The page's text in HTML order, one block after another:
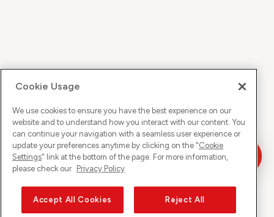
Cookie Usage
We use cookies to ensure you have the best experience on our
website and to understand how you interact with our content. You
can continue your navigation with a seamless user experience or
update your preferences anytime by clicking on the "Cookie
Settings" link at the bottom of the page. For more information,
please check our Privacy Policy
Accept All Cookies Reject All